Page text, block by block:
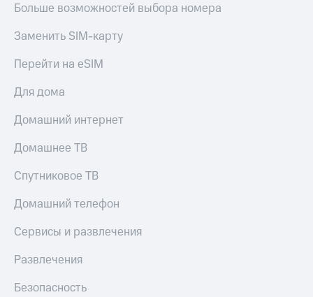
Больше возможностей выбора номера
Заменить SIM-карту
Перейти на eSIM
Для дома
Домашний интернет
Домашнее ТВ
Спутниковое ТВ
Домашний телефон
Сервисы и развлечения
Развлечения
Безопасность